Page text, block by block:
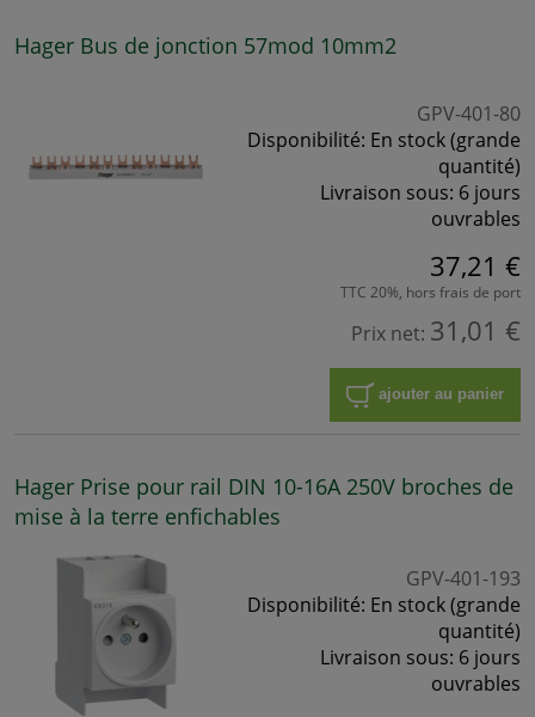
Hager Bus de jonction 57mod 10mm2
GPV-401-80
Disponibilité: En stock (grande
quantité)
Livraison sous: 6 jours
ouvrables
37,21 €
TTC 20%, hors frais de port
Prix net: 31,01 €
ajouter au panier
Hager Prise pour rail DIN 10-16A 250V broches de
mise à la terre enfichables
GPV-401-193
Disponibilité: En stock (grande
quantité)
Livraison sous: 6 jours
ouvrables